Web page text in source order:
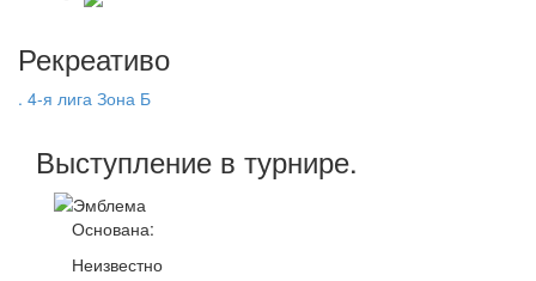
Рекреативо
. 4-я лига Зона Б
Выступление в турнире.
Основана:
Неизвестно